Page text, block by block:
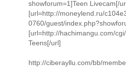
showforum=1]Teen Livecam[/
[url=http://moneylend.ru/
0760/guest/
[url=http://hachimangu.com/
Teens[/url]
http://ciberayllu.com/bb/